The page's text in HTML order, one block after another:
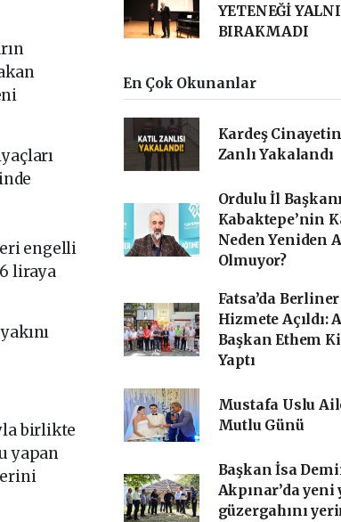
engelli
liraya
birlikte
yapan
YETENEĞİ
BIRAKMADI
En Çok Okunanlar
Kardeş
Zanlı Yakalandı
Ordulu İl Başkanı
Kabaktepe’nin
Neden Yeniden
Olmuyor?
Fatsa’da
Hizmete Açıldı:
Başkan Ethem
Yaptı
Mustafa Uslu
Mutlu Günü
Başkan İsa
Akpınar’da yeni
güzergahını